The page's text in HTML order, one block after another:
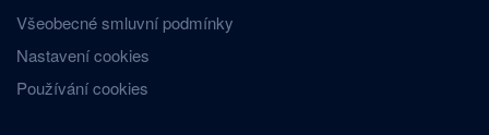
Všeobecné smluvní podmínky
Nastavení cookies
Používání cookies